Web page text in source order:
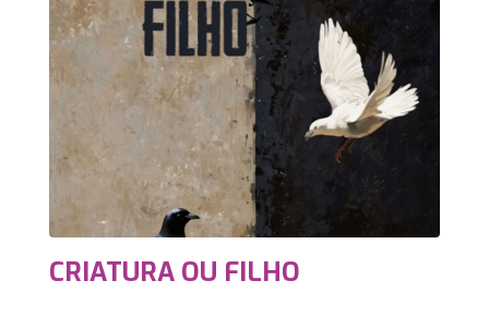
CRIATURA OU FILHO